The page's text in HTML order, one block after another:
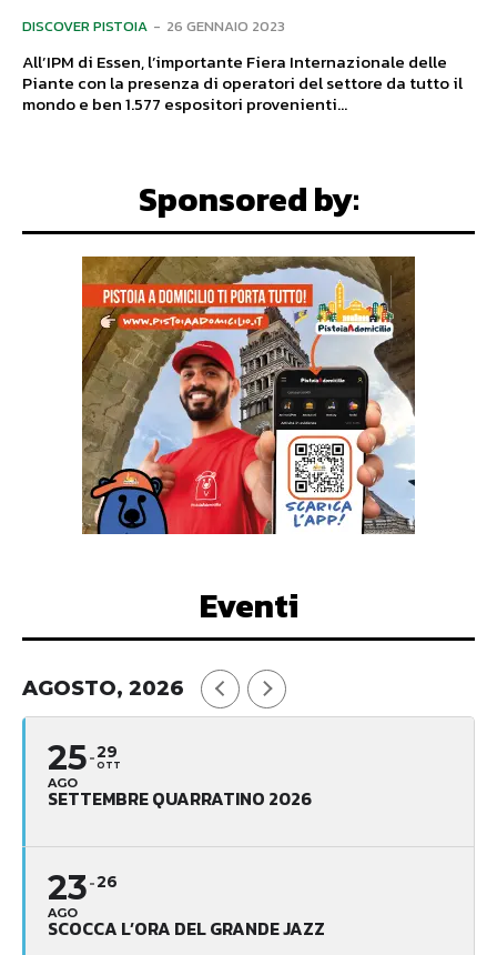
DISCOVER PISTOIA - 26 GENNAIO 2023
All’IPM di Essen, l’importante Fiera Internazionale delle
Piante con la presenza di operatori del settore da tutto il
mondo e ben 1.577 espositori provenienti...
Sponsored by:
Eventi
AGOSTO, 2026
25
AGO
29
OTT
SETTEMBRE QUARRATINO 2026
23
AGO
26
SCOCCA L’ORA DEL GRANDE JAZZ